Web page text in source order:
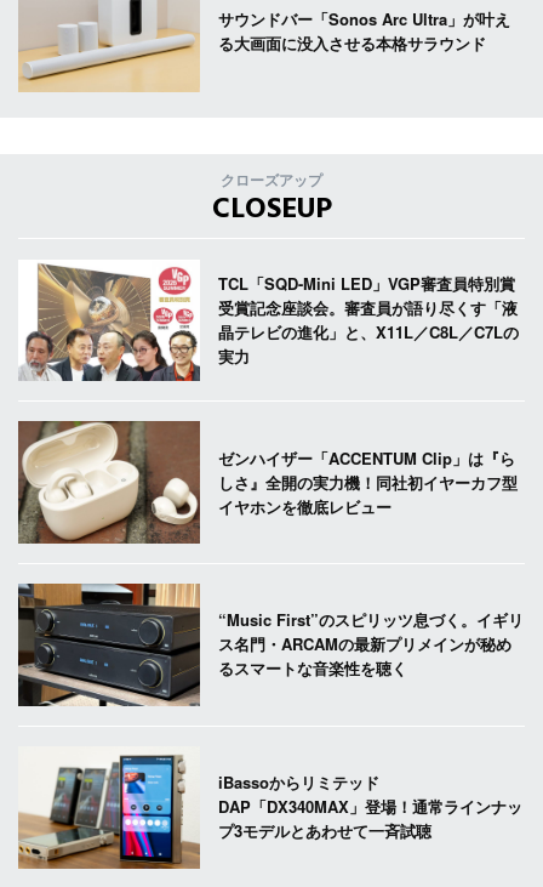
サウンドバー「Sonos Arc Ultra」が叶え
る大画面に没入させる本格サラウンド
クローズアップ
CLOSEUP
TCL「SQD-Mini LED」VGP審査員特別賞
受賞記念座談会。審査員が語り尽くす「液
晶テレビの進化」と、X11L／C8L／C7Lの
実力
ゼンハイザー「ACCENTUM Clip」は『ら
しさ』全開の実力機！同社初イヤーカフ型
イヤホンを徹底レビュー
“Music First”のスピリッツ息づく。イギリ
ス名門・ARCAMの最新プリメインが秘め
るスマートな音楽性を聴く
iBassoからリミテッド
DAP「DX340MAX」登場！通常ラインナッ
プ3モデルとあわせて一斉試聴